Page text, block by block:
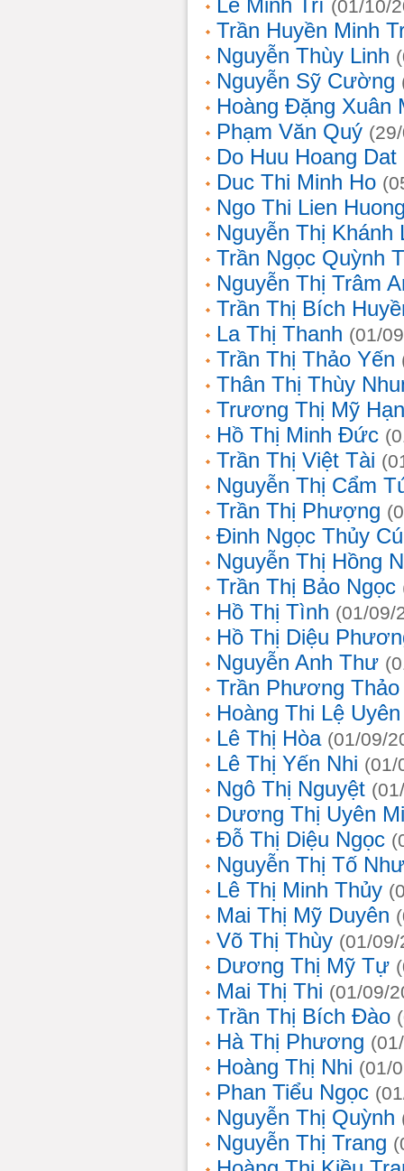
Lê Minh Trí (01/10/
Trần Huyền Minh
Nguyễn Thùy Linh
Nguyễn Sỹ Cường
Hoàng Đặng Xuân
Phạm Văn Quý
Do Huu Hoang Dat
Duc Thi Minh Ho
Ngo Thi Lien
Nguyễn Thị Khánh
Trần Ngọc Quỳnh
Nguyễn Thị Trâm
Trần Thị Bích
La Thị Thanh (01/
Trần Thị Thảo Yến
Thân Thị Thùy
Trương Thị Mỹ
Hồ Thị Minh Đức
Trần Thị Việt Tài
Nguyễn Thị Cẩm
Trần Thị Phượng
Đinh Ngọc Thủy
Nguyễn Thị Hồng
Trần Thị Bảo Ngọc
Hồ Thị Tình (01/09/
Hồ Thị Diệu
Nguyễn Anh Thư
Trần Phương Thảo
Hoàng Thi Lệ Uyên
Lê Thị Hòa (01/09/
Lê Thị Yến Nhi (01/
Ngô Thị Nguyệt
Dương Thị Uyên Mi
Đỗ Thị Diệu Ngọc
Nguyễn Thị Tố Như
Lê Thị Minh Thủy
Mai Thị Mỹ Duyên
Võ Thị Thùy (01/
Dương Thị Mỹ Tự
Mai Thị Thi (01/09/
Trần Thị Bích Đào
Hà Thị Phương
Hoàng Thị Nhi (01/
Phan Tiểu Ngọc
Nguyễn Thị Quỳnh
Nguyễn Thị Trang